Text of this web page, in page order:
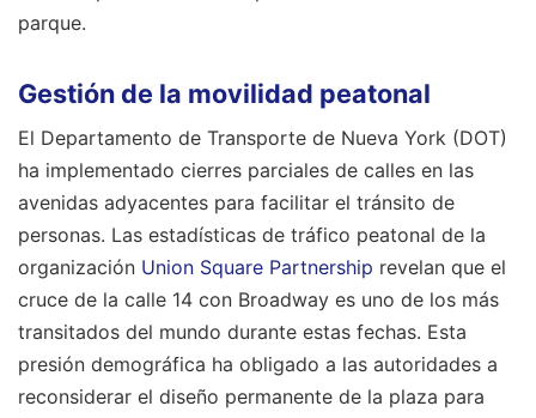
parque.
Gestión de la movilidad peatonal
El Departamento de Transporte de Nueva York (DOT)
ha implementado cierres parciales de calles en las
avenidas adyacentes para facilitar el tránsito de
personas. Las estadísticas de tráfico peatonal de la
organización Union Square Partnership revelan que el
cruce de la calle 14 con Broadway es uno de los más
transitados del mundo durante estas fechas. Esta
presión demográfica ha obligado a las autoridades a
reconsiderar el diseño permanente de la plaza para